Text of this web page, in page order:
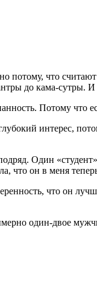
потому, что
до кама-
Потому что
интерес,
Один
что он в меня
что он
один-двое